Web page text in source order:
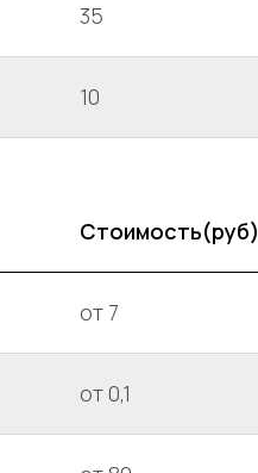
35
10
Стоимость(руб)
от 7
от 0,1